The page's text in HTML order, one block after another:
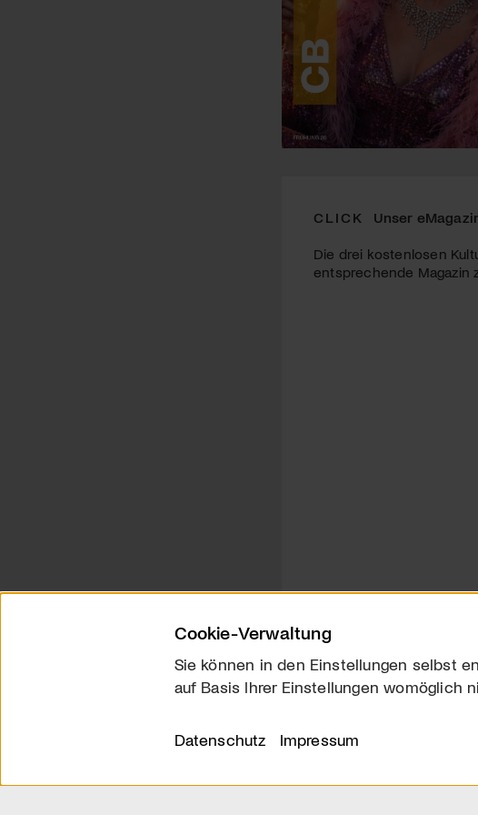
CLICK Unser
Die drei kostenlosen
entsprechende Magazin
Über uns
Cookie-Verwaltung
Sie können in den Einstellungen selbst
auf Basis Ihrer Einstellungen womöglich
Datenschutz Impressum